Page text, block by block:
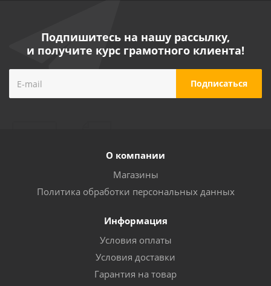
Подпишитесь на нашу рассылку,
и получите курс грамотного клиента!
О компании
Магазины
Политика обработки персональных данных
Информация
Условия оплаты
Условия доставки
Гарантия на товар